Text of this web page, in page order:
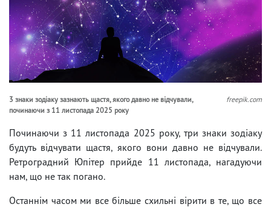
3 знаки зодіаку зазнають щастя, якого давно не відчували,
починаючи з 11 листопада 2025 року
freepik.com
Починаючи з 11 листопада 2025 року, три знаки зодіаку
будуть відчувати щастя, якого вони давно не відчували.
Ретроградний Юпітер прийде 11 листопада, нагадуючи
нам, що не так погано.
Останнім часом ми все більше схильні вірити в те, що все